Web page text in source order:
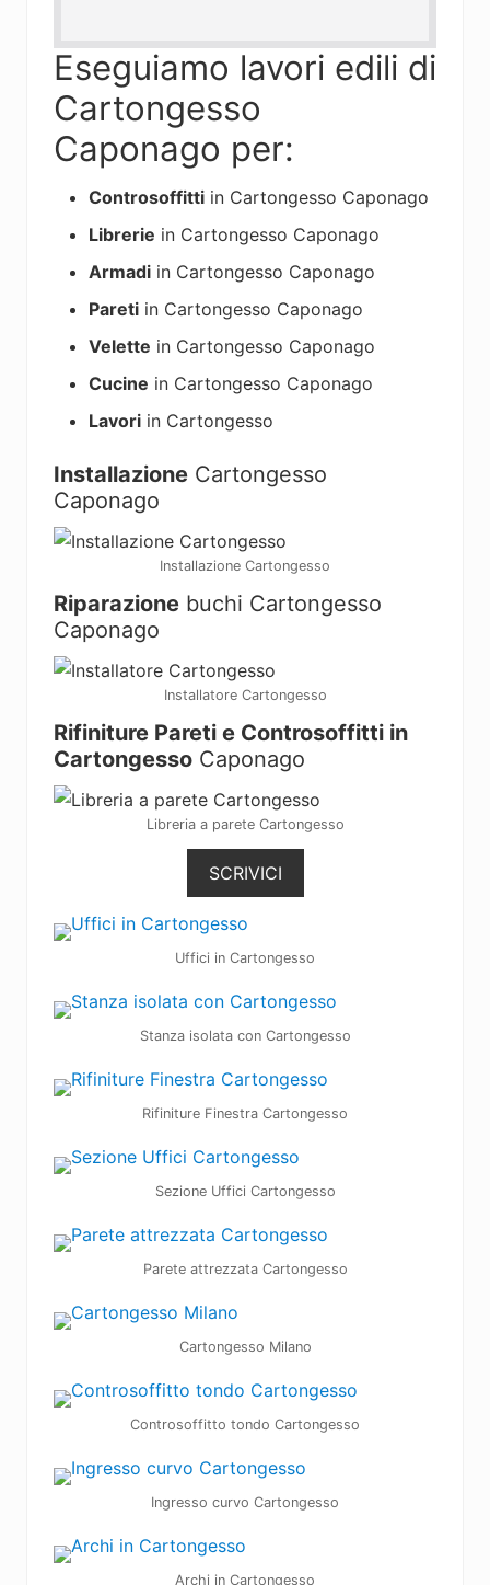
Eseguiamo lavori edili di
Cartongesso
Caponago per:
Controsoffitti in Cartongesso Caponago
Librerie in Cartongesso Caponago
Armadi in Cartongesso Caponago
Pareti in Cartongesso Caponago
Velette in Cartongesso Caponago
Cucine in Cartongesso Caponago
Lavori in Cartongesso
Installazione Cartongesso
Caponago
Installazione Cartongesso
Riparazione buchi Cartongesso
Caponago
Installatore Cartongesso
Rifiniture Pareti e Controsoffitti in
Cartongesso Caponago
Libreria a parete Cartongesso
SCRIVICI
Uffici in Cartongesso
Stanza isolata con Cartongesso
Rifiniture Finestra Cartongesso
Sezione Uffici Cartongesso
Parete attrezzata Cartongesso
Cartongesso Milano
Controsoffitto tondo Cartongesso
Ingresso curvo Cartongesso
Archi in Cartongesso